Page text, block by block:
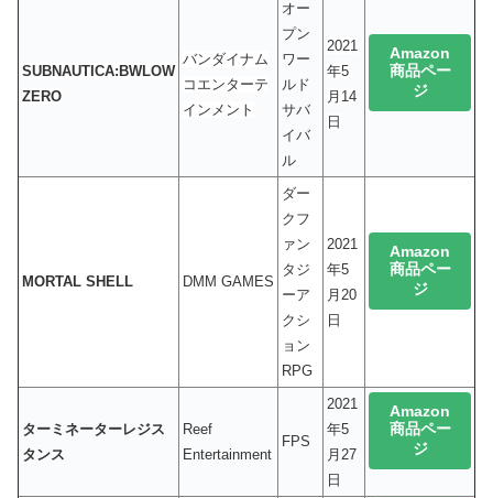
SUBNAUTICA:BWLOW
ZERO
バンダイナム
コエンターテ
インメント
オー
プン
ワー
ルド
サバ
イバ
ル
2021
年5
月14
日
Amazon
商品ペー
ジ
MORTAL SHELL DMM GAMES
ダー
クフ
ァン
タジ
ーア
クシ
ョン
RPG
2021
年5
月20
日
Amazon
商品ペー
ジ
ターミネーターレジス
タンス
Reef
Entertainment
FPS
2021
年5
月27
日
Amazon
商品ペー
ジ